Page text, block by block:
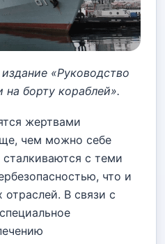
«Руководство
на борту кораблей».
жертвами
чем можно себе
с теми
что и
отраслей. В связи с